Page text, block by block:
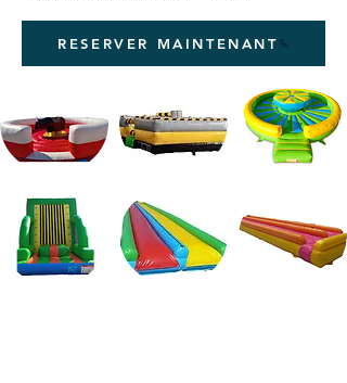
RESERVER MAINTENANT